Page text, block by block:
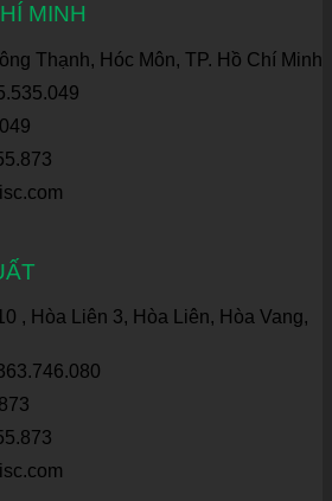
MINH
Thạnh, Hóc Môn, TP. Hồ Chí Minh
, Hòa Liên 3, Hòa Liên, Hòa Vang,